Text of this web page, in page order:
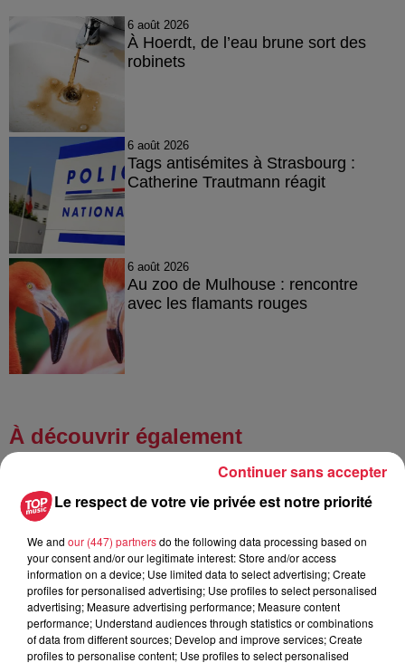
6 août 2026
À Hoerdt, de l’eau brune sort des
robinets
6 août 2026
Tags antisémites à Strasbourg :
Catherine Trautmann réagit
6 août 2026
Au zoo de Mulhouse : rencontre
avec les flamants rouges
À découvrir également
Le respect de votre vie privée est notre priorité
We and our (447) partnersdo the following data processing based on
your consent and/or our legitimate interest: Store and/or access
information on a device; Use limited data to select advertising; Create
profiles for personalised advertising; Use profiles to select personalised
advertising; Measure advertising performance; Measure content
performance; Understand audiences through statistics or combinations
of data from different sources; Develop and improve services; Create
profiles to personalise content; Use profiles to select personalised
Continuer sans accepter